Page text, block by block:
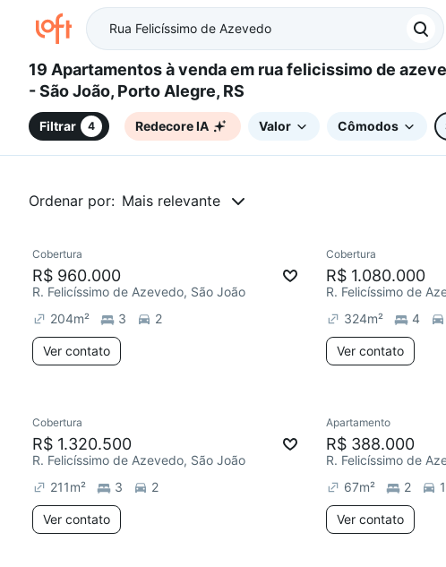
19 Apartamentos à venda em rua felicissimo de azevedo
- São João, Porto Alegre, RS
Filtrar 4 Redecore IA Valor Cômodos
Ordenar por: Mais relevante
Redecorar
Cobertura
R$ 960.000
R. Felicíssimo de Azevedo, São João
204m² 3 2
Ver contato
Cobertura
R$ 1.080.000
R. Felicíssimo de
324m² 4
Ver contato
Chegou este mês
Cobertura
R$ 1.320.500
R. Felicíssimo de Azevedo, São João
211m² 3 2
Ver contato
Redecorar
Apartamento
R$ 388.000
R. Felicíssimo de
67m² 2 1
Ver contato